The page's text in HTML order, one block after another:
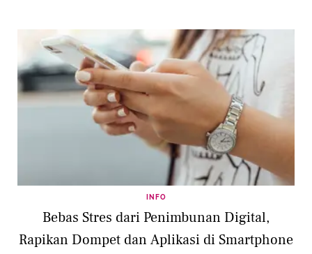
INFO
Bebas Stres dari Penimbunan Digital,
Rapikan Dompet dan Aplikasi di Smartphone